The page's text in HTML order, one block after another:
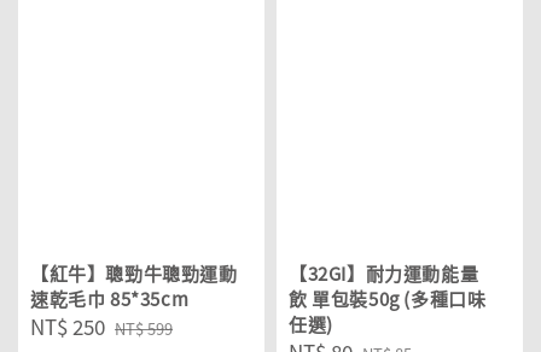
【紅牛】聰勁牛聰勁運動
速乾毛巾 85*35cm
Sale
NT$ 250 Regular
NT$ 599
【32GI】耐力運動能量
飲 單包裝50g (多種口味
任選)